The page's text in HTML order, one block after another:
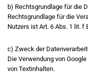
b) Rechtsgrundlage für die
Rechtsgrundlage für die
Nutzers ist Art. 6 Abs. 1 lit. f
c) Zweck der
Die Verwendung von
von Textinhalten.